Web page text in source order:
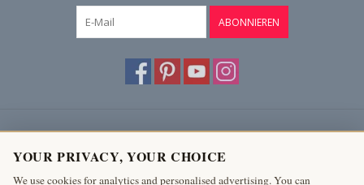
ABONNIEREN
Produkte
YOUR PRIVACY, YOUR CHOICE
We use cookies for analytics and personalised advertising. You can